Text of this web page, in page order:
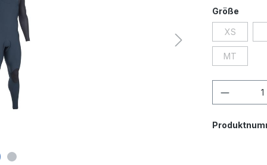
Größe
XS(Diese
MT(Diese